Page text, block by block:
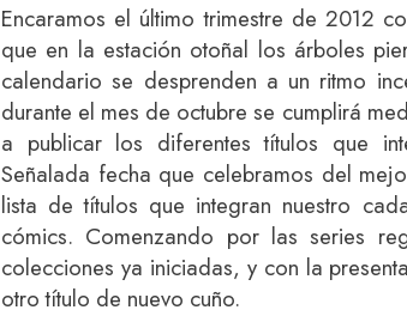
Encaramos el último trimestre de 2012
que en la estación otoñal los árboles
calendario se desprenden a un ritmo
durante el mes de octubre se cumplirá
a publicar los diferentes títulos que
Señalada fecha que celebramos del
lista de títulos que integran nuestro
cómics. Comenzando por las series
colecciones ya iniciadas, y con la
otro título de nuevo cuño.